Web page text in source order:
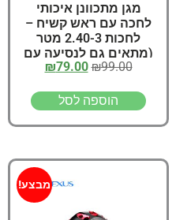
מגן מתכוונן איכותי
לחכה עם ראש קשיח –
לחכות 2.40-3 מטר
(מתאים גם לנסיעה עם
אופנוע)
₪99.00
₪79.00
הוספה לסל
מבצע!